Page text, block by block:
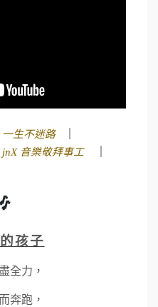
一生不迷路
jnX 音樂敬拜事工
孩子
全力，
奔跑，